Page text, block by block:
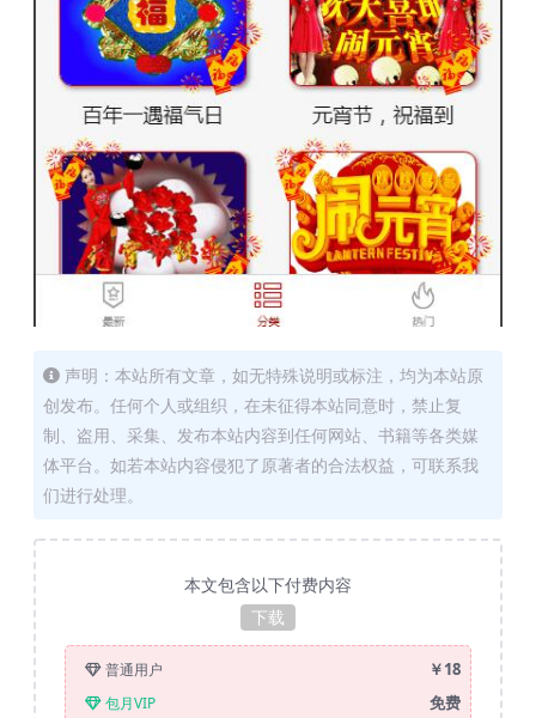
声明：本站所有文章，如无特殊说明或标注，均为本站原
创发布。任何个人或组织，在未征得本站同意时，禁止复
制、盗用、采集、发布本站内容到任何网站、书籍等各类媒
体平台。如若本站内容侵犯了原著者的合法权益，可联系我
们进行处理。
本文包含以下付费内容
下载
普通用户 ￥18
包月VIP 免费